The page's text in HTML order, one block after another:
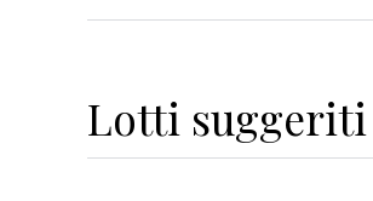
Lotti suggeriti